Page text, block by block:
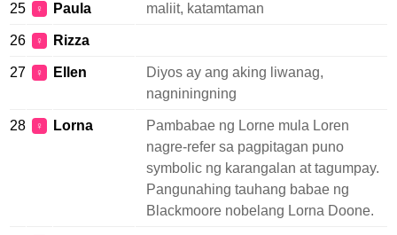
25 ♀ Paula maliit, katamtaman
26 ♀ Rizza
27 ♀ Ellen
Diyos ay ang aking liwanag,
nagniningning
28 ♀ Lorna
Pambabae ng Lorne mula Loren
nagre-refer sa pagpitagan puno
symbolic ng karangalan at tagumpay.
Pangunahing tauhang babae ng
Blackmoore nobelang Lorna Doone.